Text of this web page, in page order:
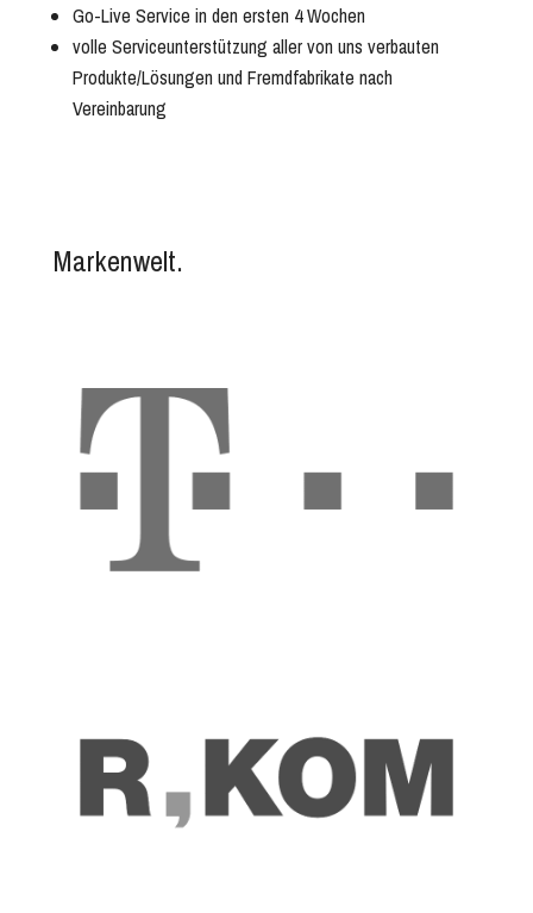
Go-Live Service in den ersten 4 Wochen
volle Serviceunterstützung aller von uns verbauten
Produkte/Lösungen und Fremdfabrikate nach
Vereinbarung
Markenwelt.